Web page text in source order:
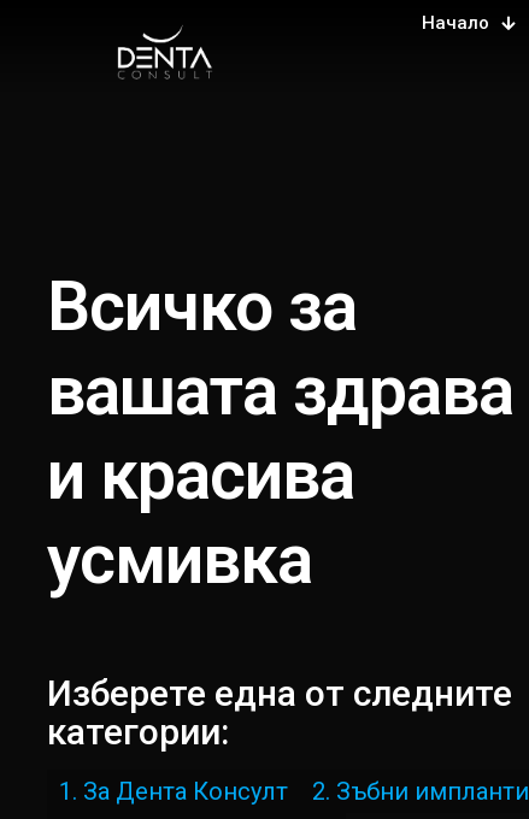
Начало
Всичко за
вашата здрава
и красива
усмивка
Изберете една от следните
категории:
1. За Дента Консулт
2. Зъбни импланти